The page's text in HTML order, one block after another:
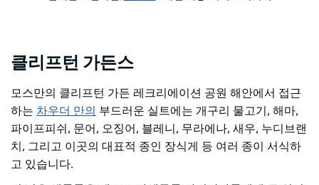
클리프턴 가든스
모스만의 클리프턴 가든 레크리에이션 공원 해안에서 접근
하는 차우더 만의 부드러운 실트에는 개구리 물고기, 해마,
파이프피쉬, 문어, 오징어, 블레니, 무라에나, 새우, 누디브랜
치, 그리고 이곳의 대표적 종인 장식게 등 여러 종이 서식하
고 있습니다.